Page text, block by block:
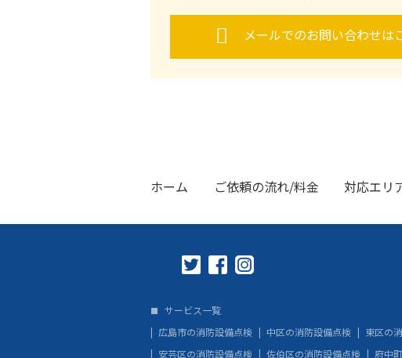
メールでのお問い合わせは
ホーム ご依頼の流れ/料金 対応エリ
サービス一覧
広島市の消防設備点検
中区の消防設備点検 東区の
安芸区の消防設備点検
佐伯区の消防設備点検 府中